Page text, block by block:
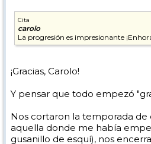
El de Marzo del 24 (primer vídeo) fue
verde Perdiz en una zona donde
no es perfecta, no son las mismas
corto. Pero los tramos grabados
Cosas que veo que han mejorado:
Cita
carolo
La progresión es impresionante
¡Gracias, Carolo!
Y pensar que todo empezó
Nos cortaron la temporada de
aquella donde me había
gusanillo de esquí), nos